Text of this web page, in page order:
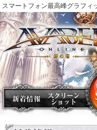
スマートフォン最高峰グラフ